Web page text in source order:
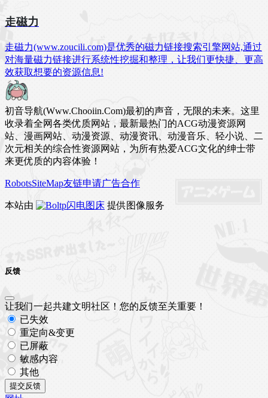
走磁力
走磁力(www.zoucili.com)是优秀的磁力链接搜索引擎网站,通过
对海量磁力链接进行系统性挖掘和整理，让我们更快捷、更高
效获取想要的资源信息!
初音导航(Www.Chooiin.Com)最初的声音，无限的未来。这里
收录着全网各类优质网站，最新最热门的ACG动漫资源网
站、漫画网站、动漫资源、动漫资讯、动漫音乐、轻小说、二
次元相关的综合性资源网站，为所有热爱ACG文化的绅士带
来更优质的内容体验！
RobotsSiteMap友链申请广告合作
本站由 闪电图床 提供图像服务
反馈
让我们一起共建文明社区！您的反馈至关重要！
已失效
重定向&变更
已屏蔽
敏感内容
其他
提交反馈